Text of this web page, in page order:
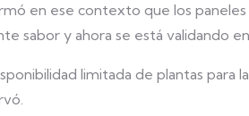
en ese contexto que los
sabor y ahora se está validando
limitada de plantas